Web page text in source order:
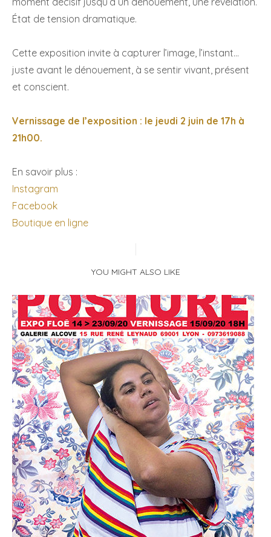
État de tension dramatique.
Cette exposition invite à capturer l’image, l’instant…
juste avant le dénouement, à se sentir vivant, présent
et conscient.
Vernissage de l’exposition : le jeudi 2 juin de 17h à
21h00.
En savoir plus :
Instagram
Facebook
Boutique en ligne
YOU MIGHT ALSO LIKE